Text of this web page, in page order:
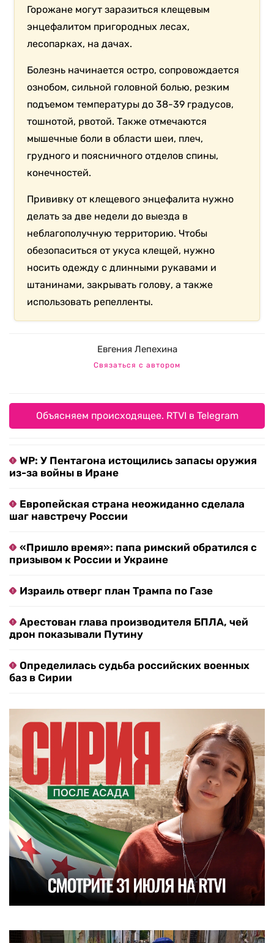
Горожане могут заразиться клещевым
энцефалитом пригородных лесах,
лесопарках, на дачах.
Болезнь начинается остро, сопровождается
ознобом, сильной головной болью, резким
подъемом температуры до 38-39 градусов,
тошнотой, рвотой. Также отмечаются
мышечные боли в области шеи, плеч,
грудного и поясничного отделов спины,
конечностей.
Прививку от клещевого энцефалита нужно
делать за две недели до выезда в
неблагополучную территорию. Чтобы
обезопаситься от укуса клещей, нужно
носить одежду с длинными рукавами и
штанинами, закрывать голову, а также
использовать репелленты.
Евгения Лепехина
Связаться с автором
Объясняем происходящее. RTVI в Telegram
WP: У Пентагона истощились запасы оружия
из-за войны в Иране
Европейская страна неожиданно сделала
шаг навстречу России
«Пришло время»: папа римский обратился с
призывом к России и Украине
Израиль отверг план Трампа по Газе
Арестован глава производителя БПЛА, чей
дрон показывали Путину
Определилась судьба российских военных
баз в Сирии